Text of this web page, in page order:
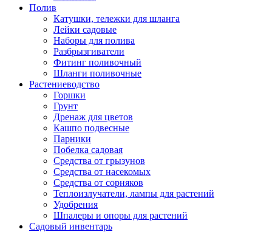
Полив
Катушки, тележки для шланга
Лейки садовые
Наборы для полива
Разбрызгиватели
Фитинг поливочный
Шланги поливочные
Растениеводство
Горшки
Грунт
Дренаж для цветов
Кашпо подвесные
Парники
Побелка садовая
Средства от грызунов
Средства от насекомых
Средства от сорняков
Теплоизлучатели, лампы для растений
Удобрения
Шпалеры и опоры для растений
Садовый инвентарь